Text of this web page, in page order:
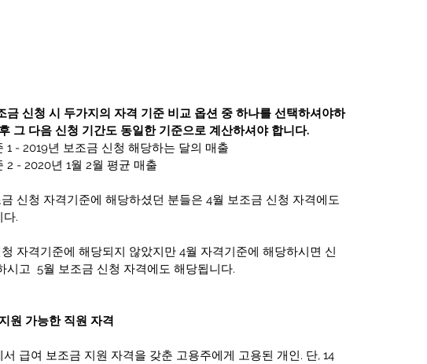
금 신청 시 두가지의 자격 기준 비교 옵션 중 하나를 선택하셔야하
그 다음 신청 기간도 동일한 기준으로 계산하셔야 합니다.
1 - 2019년 보조금 신청 해당하는 달의 매출
2 - 2020년 1월 2월 평균 매출
신청 자격기준에 해당하셨던 분들은 4월 보조금 신청 자격에도
다.
자격기준에 해당되지 않았지만 4월 자격기준에 해당하시면 신
시고  5월 보조금 신청 자격에도 해당됩니다.
원 가능한 직원 자격
서 급여 보조금 지원 자격을 갖춘 고용주에게 고용된 개인. 단, 14